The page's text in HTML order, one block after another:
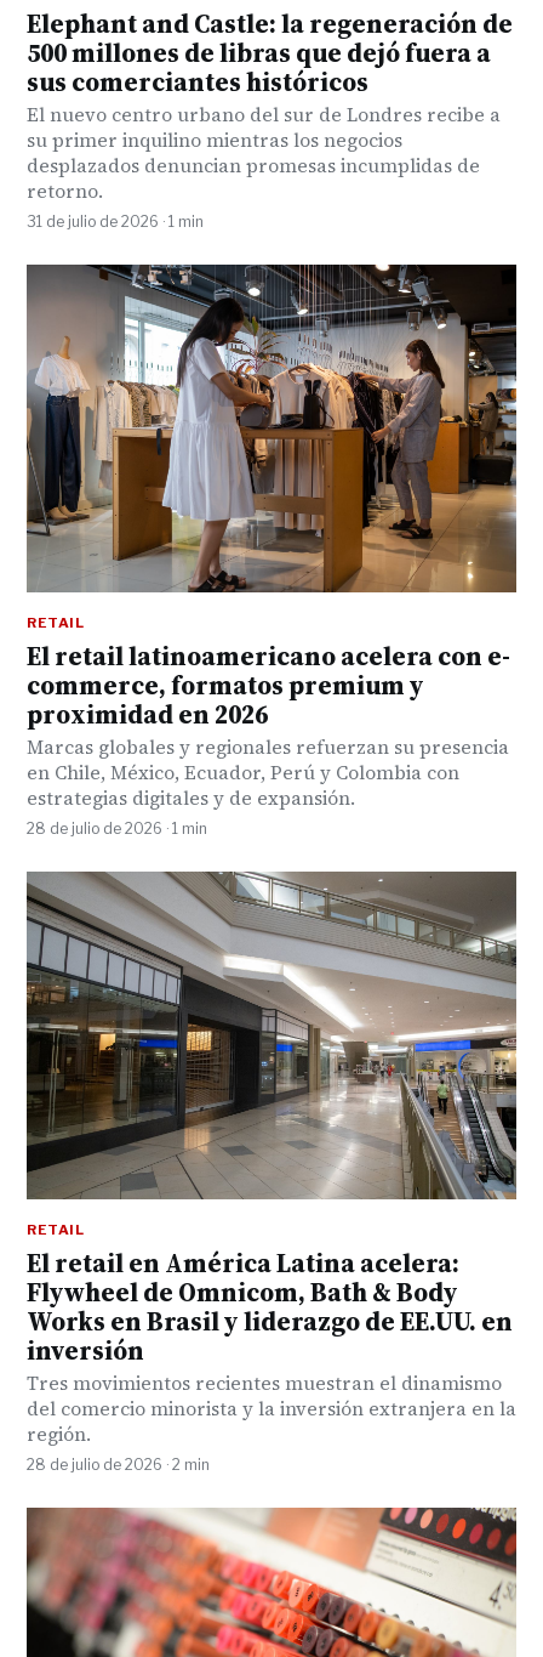
Elephant and Castle: la regeneración de
500 millones de libras que dejó fuera a
sus comerciantes históricos
El nuevo centro urbano del sur de Londres recibe a
su primer inquilino mientras los negocios
desplazados denuncian promesas incumplidas de
retorno.
31 de julio de 2026 · 1 min
RETAIL
El retail latinoamericano acelera con e-
commerce, formatos premium y
proximidad en 2026
Marcas globales y regionales refuerzan su presencia
en Chile, México, Ecuador, Perú y Colombia con
estrategias digitales y de expansión.
28 de julio de 2026 · 1 min
RETAIL
El retail en América Latina acelera:
Flywheel de Omnicom, Bath & Body
Works en Brasil y liderazgo de EE.UU. en
inversión
Tres movimientos recientes muestran el dinamismo
del comercio minorista y la inversión extranjera en la
región.
28 de julio de 2026 · 2 min